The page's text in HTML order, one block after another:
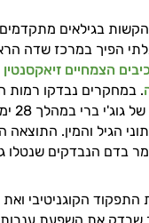
בגילאים מתקדמים
הפיך במרכז שדה
הצמחיים זיאקסנטין
. במחקרים נבדקו רמות
של
הגיל והמין. התוצאה
בדם הנבדקים שנטלו
הקוגניטיבי ואת